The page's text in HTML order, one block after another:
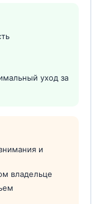
уход за
и
владельце